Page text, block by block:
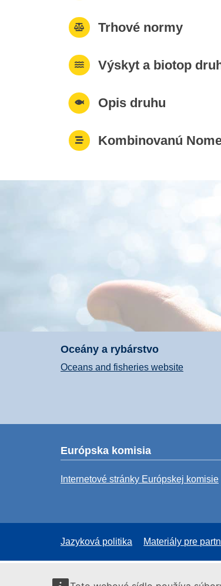
Trhové normy
Výskyt a biotop
Opis druhu
Kombinovanú
Oceány a rybárstvo
Oceans and fisheries website
Európska komisia
Internetové stránky Európskej komisie
Jazyková politika Materiály pre